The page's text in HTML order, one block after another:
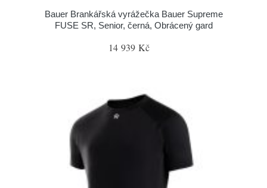
Bauer Brankářská vyrážečka Bauer Supreme
FUSE SR, Senior, černá, Obrácený gard
14 939 Kč